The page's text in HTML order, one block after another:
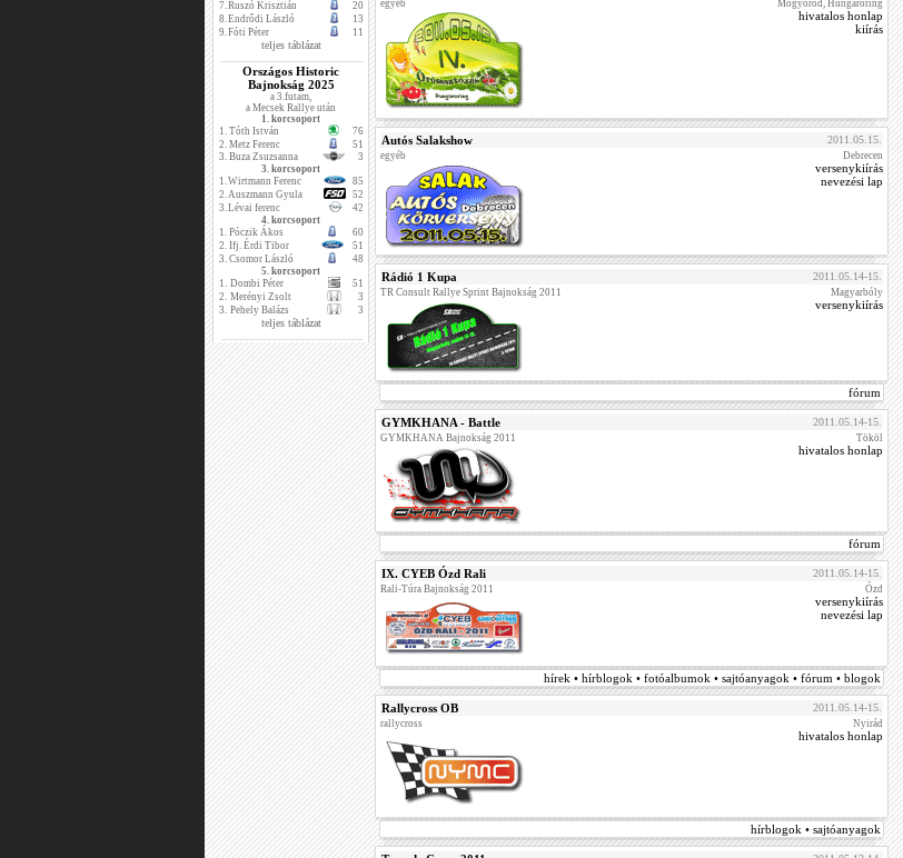
7.Ruszó Krisztián
20
8.Endrődi László
13
9.Fóti Péter 11
teljes táblázat
Országos Historic
Bajnokság 2025
a 3.futam,
a Mecsek Rallye után
1. korcsoport
1. Tóth István
76
2. Metz Ferenc
51
3. Buza Zsuzsanna
3
3. korcsoport
1.Wirtmann Ferenc
85
2.Auszmann Gyula
52
3.Lévai ferenc
42
4. korcsoport
1. Póczik Ákos
60
2. Ifj. Érdi Tibor
51
3. Csomor László
48
5. korcsoport
1. Dombi Péter
51
2. Merényi Zsolt
3
3. Pehely Balázs 3
teljes táblázat
egyéb Mogyoród, Hungaroring
hivatalos honlap
kiírás
Autós Salakshow 2011.05.15.
egyéb Debrecen
versenykiírás
nevezési lap
Rádió 1 Kupa 2011.05.14-15.
TR Consult Rallye Sprint Bajnokság 2011 Magyarbóly
versenykiírás
fórum
GYMKHANA - Battle 2011.05.14-15.
GYMKHANA Bajnokság 2011 Tököl
hivatalos honlap
fórum
IX. CYEB Ózd Rali 2011.05.14-15.
Rali-Túra Bajnokság 2011 Ózd
versenykiírás
nevezési lap
hírek • hírblogok • fotóalbumok • sajtóanyagok • fórum • blogok
Rallycross OB 2011.05.14-15.
rallycross Nyirád
hivatalos honlap
hírblogok • sajtóanyagok